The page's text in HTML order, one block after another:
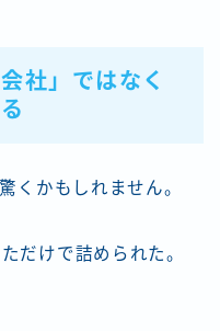
社」ではなく
くかもしれません。
だけで詰められた。